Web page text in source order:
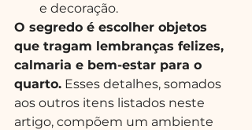
e decoração.
O segredo é escolher objetos
que tragam lembranças felizes,
calmaria e bem-estar para o
quarto. Esses detalhes, somados
aos outros itens listados neste
artigo, compõem um ambiente